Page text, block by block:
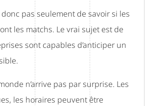
donc pas seulement de savoir si les
les matchs. Le vrai sujet est de
sont capables d’anticiper un
n’arrive pas par surprise. Les
les horaires peuvent être